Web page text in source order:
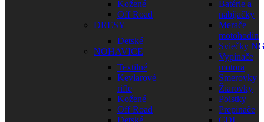
Kožené
Off Road
DRESY
Detské
NOHAVICE
Textilné
Kevlarové
rifle
Kožené
Off Road
Batérie a
nabíjačky
Merače
motohodín
Sviečky
Vypínače
motora
Smerovky
Žiarovky
Poistky
Prepínače